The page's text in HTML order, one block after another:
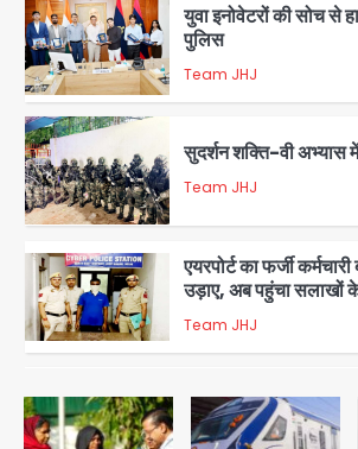
3
युवा इनोवेटरों की सोच से
पुलिस
Team JHJ
4
सुदर्शन शक्ति-वी
Team JHJ
5
एयरपोर्ट का फर्जी
उड़ाए, अब पहुंचा सलाखों
Team JHJ
Noida Sector-49:
साल की मेड ने की
कोई बाहरी